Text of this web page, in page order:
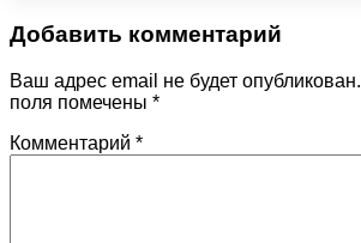
Добавить комментарий
Ваш адрес email не будет опубликован.
поля помечены *
Комментарий *